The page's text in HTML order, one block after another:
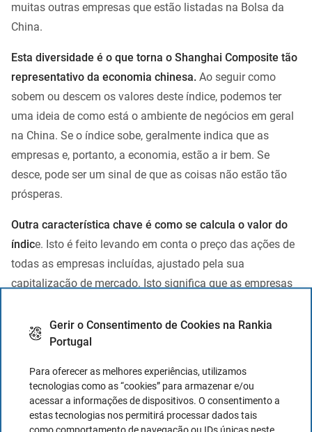
Gerir o Consentimento de Cookies na Rankia
Portugal
Para oferecer as melhores experiências, utilizamos
tecnologias como as “cookies” para armazenar e/ou
acessar a informações de dispositivos. O consentimento a
estas tecnologias nos permitirá processar dados tais
como comportamento de navegação ou IDs únicas neste
muitas outras empresas que estão listadas na Bolsa da
China.
Esta diversidade é o que torna o Shanghai Composite tão
representativo da economia chinesa. Ao seguir como
sobem ou descem os valores deste índice, podemos ter
uma ideia de como está o ambiente de negócios em geral
na China. Se o índice sobe, geralmente indica que as
empresas e, portanto, a economia, estão a ir bem. Se
desce, pode ser um sinal de que as coisas não estão tão
prósperas.
Outra característica chave é como se calcula o valor do
índice. Isto é feito levando em conta o preço das ações de
todas as empresas incluídas, ajustado pela sua
capitalização de mercado. Isto significa que as empresas
mais alto, têm um maior impacto no movimento do índice
do que as empresas menores. É uma maneira de garantir
mercado.
Em conclusão, o Shanghai Composite Index oferece uma